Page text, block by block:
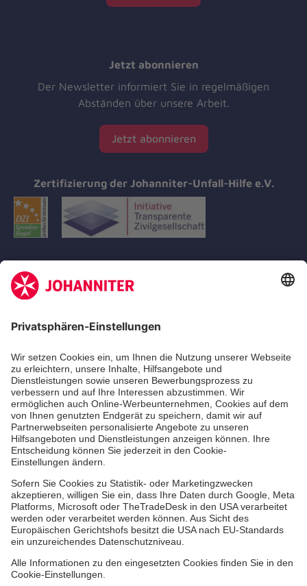
Jetzt abonnieren
Der Newsletter informiert Sie in regelmäßigen
Abständen über unsere Arbeit.
Jetzt abonnieren
Zertifizierung der Johanniter-Unfall-Hilfe e.V.
Erste-Hilfe-Kurse
Jobs
Ehrenamt
Freiwilligendienst
Johanniter-Jugend
Spendenprojekte
Kindertagesstätten
Einrichtungen